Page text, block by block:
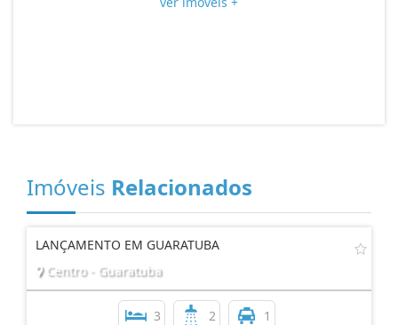
Imóveis Relacionados
LANÇAMENTO EM GUARATUBA
Centro - Guaratuba
3 2 1